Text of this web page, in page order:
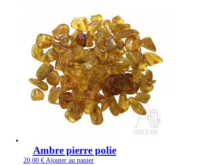
Ambre pierre polie
20,00 € Ajouter au panier